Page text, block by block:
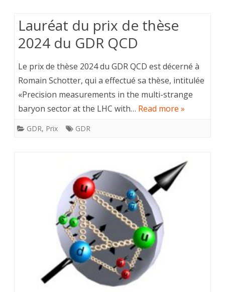
Lauréat du prix de thèse
2024 du GDR QCD
Le prix de thèse 2024 du GDR QCD est décerné à
Romain Schotter, qui a effectué sa thèse, intitulée
«Precision measurements in the multi-strange
baryon sector at the LHC with… Read more »
GDR, Prix GDR